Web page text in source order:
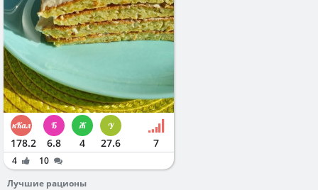
178.2 6.8 4 27.6 7
4
10
Лучшие рационы